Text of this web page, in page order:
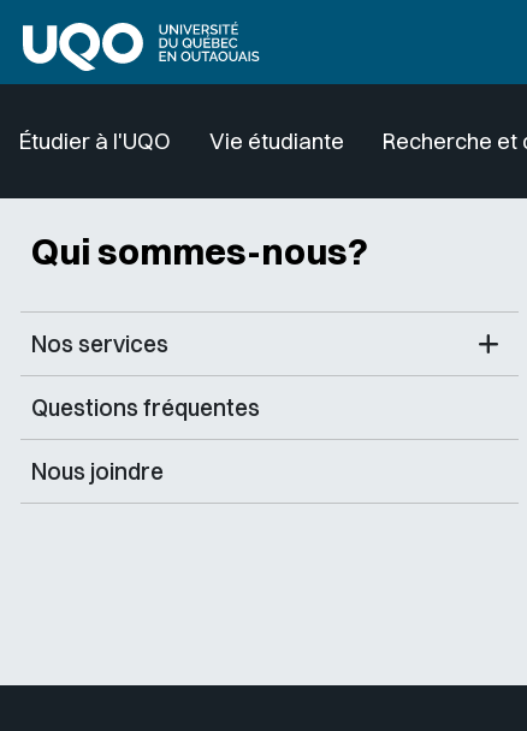
Étudier à l'UQO Vie étudiante Recherche et
Qui sommes-nous?
Nos services
Questions fréquentes
Nous joindre